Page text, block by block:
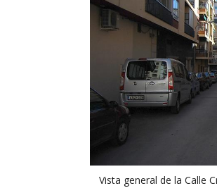
Vista general de la Calle